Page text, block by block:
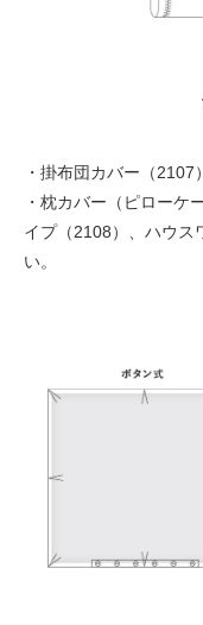
・掛布団カバー（2107）
・枕カバー（ピローケ
イプ（2108）、ハウス
い。